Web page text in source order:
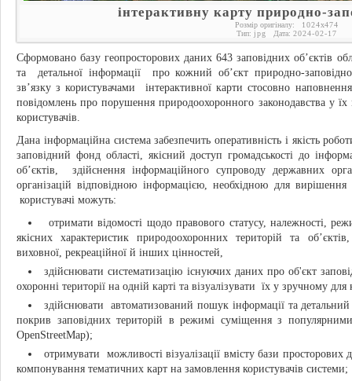
інтерактивну карту природно-
Розмір оригіналу: 1024x474
Тип: jpg Дата: 2024-02-17
Сформовано базу геопросторових даних 643 заповідних об’єктів
та детальної інформації про кожний об’єкт природно-
зв’язку з користувачами інтерактивної карти стосовно
повідомлень про порушення природоохоронного законодавства у
користувачів.
Дана інформаційна система забезпечить оперативність і якість
заповідний фонд області, якісний доступ громадськості до
об’єктів, здійснення інформаційного супроводу державних
організацій відповідною інформацією, необхідною для
користувачі можуть:
отримати відомості щодо правового статусу, належності,
якісних характеристик природоохоронних територій та
виховної, рекреаційної й інших цінностей,
здійснювати систематизацію існуючих даних про об'єкт
охоронні території на одній карті та візуалізувати їх у зручному для
здійснювати автоматизований пошук інформації та
покрив заповідних територій в режимі суміщення з
OpenStreetMap);
отримувати можливості візуалізації вмісту бази
компонування тематичних карт на замовлення користувачів системи;